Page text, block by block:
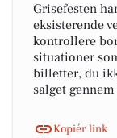
Grisefesten
eksisterende
kontrollere
situationer
billetter, du
salget
Kopiér link